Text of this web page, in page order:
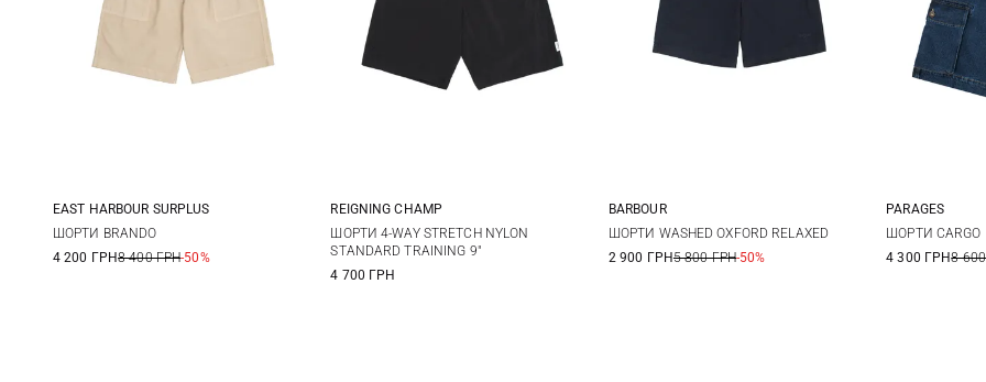
46 48
EAST HARBOUR SURPLUS
ШОРТИ BRANDO
4 200 ГРН8 400 ГРН-50%
S M L
REIGNING CHAMP
ШОРТИ 4-WAY STRETCH NYLON
STANDARD TRAINING 9"
4 700 ГРН
S M L
BARBOUR
ШОРТИ WASHED OXFORD RELAXED
2 900 ГРН5 800 ГРН-50%
28 30
PARAGES
ШОРТИ CARGO
4 300 ГРН8